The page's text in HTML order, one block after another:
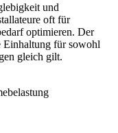
und
oft für
optimieren. Der
Einhaltung für sowohl
gleich gilt.